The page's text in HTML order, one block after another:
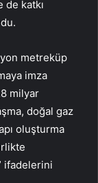
katkı
metreküp
imza
milyar
doğal gaz
oluşturma
ifadelerini